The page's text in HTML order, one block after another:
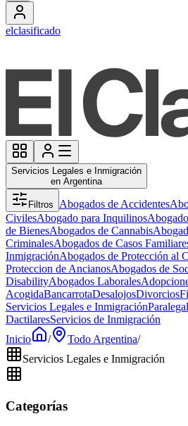
elclasificado
Servicios Legales e Inmigración
en Argentina
Filtros Abogados de Accidentes
CivilesAbogado para Inquilinos
de BienesAbogados de Cannabis
CriminalesAbogados de Casos
InmigraciónAbogados de Protección al
Proteccion de AncianosAbogados de
DisabilityAbogados Laborales
AcogidaBancarrotaDesalojosDivorcios
Servicios Legales e Inmigración
DactilaresServicios de Inmigración
Inicio
/ Todo Argentina/
Servicios Legales e Inmigración
Categorías